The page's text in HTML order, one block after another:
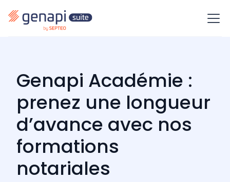
Genapi Académie :
prenez une longueur
d’avance avec nos
formations
notariales